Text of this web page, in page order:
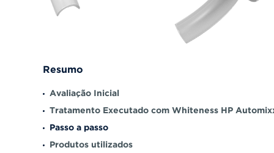
Resumo
Avaliação Inicial
Tratamento Executado com Whiteness HP
Passo a passo
Produtos utilizados